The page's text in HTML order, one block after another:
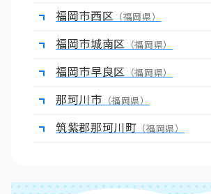
福岡市西区 （福岡県）
福岡市城南区 （福岡県）
福岡市早良区 （福岡県）
那珂川市 （福岡県）
筑紫郡那珂川町 （福岡県）